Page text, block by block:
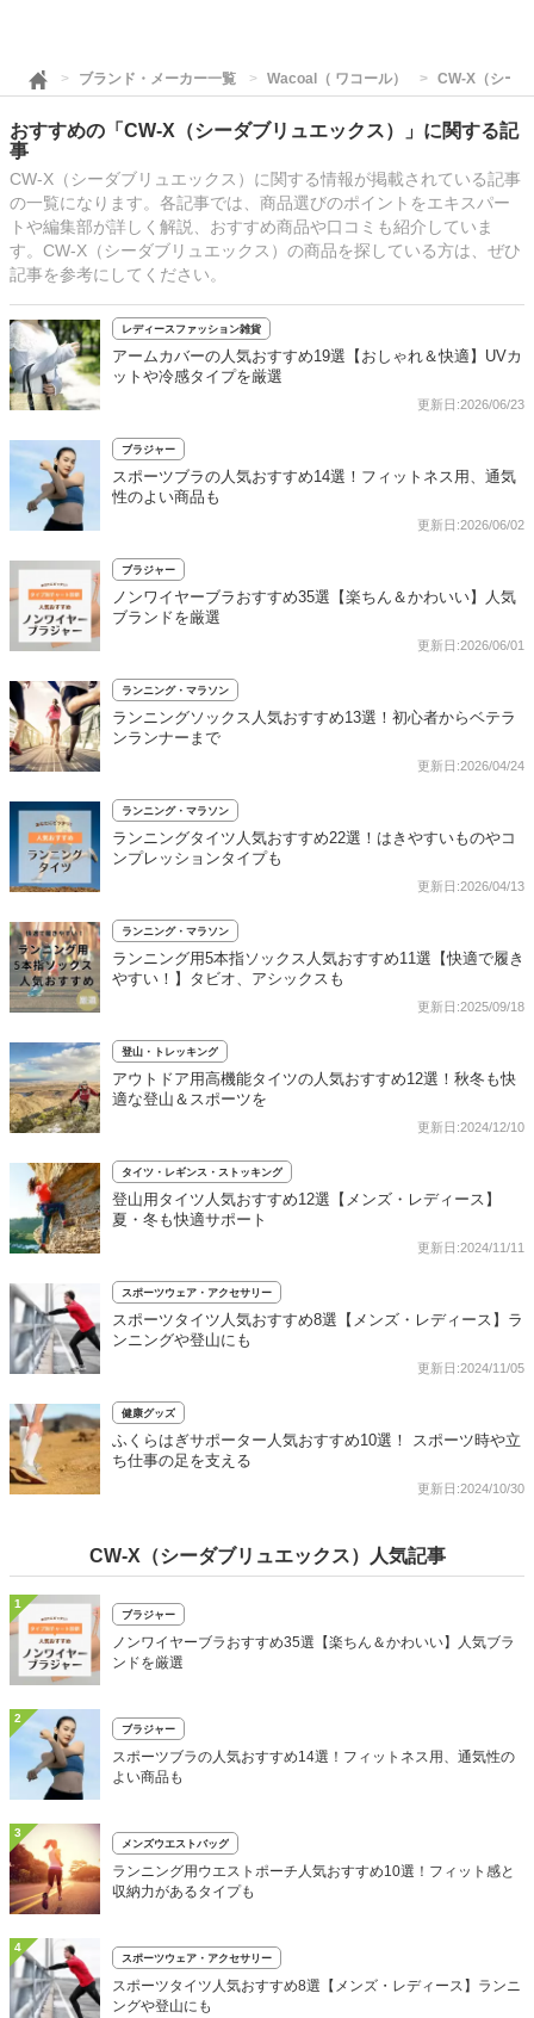
ブランド・メーカー一覧 Wacoal（ ワコール） CW-X（シー
おすすめの「CW-X（シーダブリュエックス）」に関する記
事
CW-X（シーダブリュエックス）に関する情報が掲載されている記事
の一覧になります。各記事では、商品選びのポイントをエキスパー
トや編集部が詳しく解説、おすすめ商品や口コミも紹介していま
す。CW-X（シーダブリュエックス）の商品を探している方は、ぜひ
記事を参考にしてください。
レディースファッション雑貨
アームカバーの人気おすすめ19選【おしゃれ＆快適】UVカ
ットや冷感タイプを厳選
更新日:2026/06/23
ブラジャー
スポーツブラの人気おすすめ14選！フィットネス用、通気
性のよい商品も
更新日:2026/06/02
ブラジャー
ノンワイヤーブラおすすめ35選【楽ちん＆かわいい】人気
ブランドを厳選
更新日:2026/06/01
ランニング・マラソン
ランニングソックス人気おすすめ13選！初心者からベテラ
ンランナーまで
更新日:2026/04/24
ランニング・マラソン
ランニングタイツ人気おすすめ22選！はきやすいものやコ
ンプレッションタイプも
更新日:2026/04/13
ランニング・マラソン
ランニング用5本指ソックス人気おすすめ11選【快適で履き
やすい！】タビオ、アシックスも
更新日:2025/09/18
登山・トレッキング
アウトドア用高機能タイツの人気おすすめ12選！秋冬も快
適な登山＆スポーツを
更新日:2024/12/10
タイツ・レギンス・ストッキング
登山用タイツ人気おすすめ12選【メンズ・レディース】
夏・冬も快適サポート
更新日:2024/11/11
スポーツウェア・アクセサリー
スポーツタイツ人気おすすめ8選【メンズ・レディース】ラ
ンニングや登山にも
更新日:2024/11/05
健康グッズ
ふくらはぎサポーター人気おすすめ10選！ スポーツ時や立
ち仕事の足を支える
更新日:2024/10/30
CW-X（シーダブリュエックス）人気記事
1
ブラジャー
ノンワイヤーブラおすすめ35選【楽ちん＆かわいい】人気ブラ
ンドを厳選
2
ブラジャー
スポーツブラの人気おすすめ14選！フィットネス用、通気性の
よい商品も
3
メンズウエストバッグ
ランニング用ウエストポーチ人気おすすめ10選！フィット感と
収納力があるタイプも
4
スポーツウェア・アクセサリー
スポーツタイツ人気おすすめ8選【メンズ・レディース】ランニ
ングや登山にも